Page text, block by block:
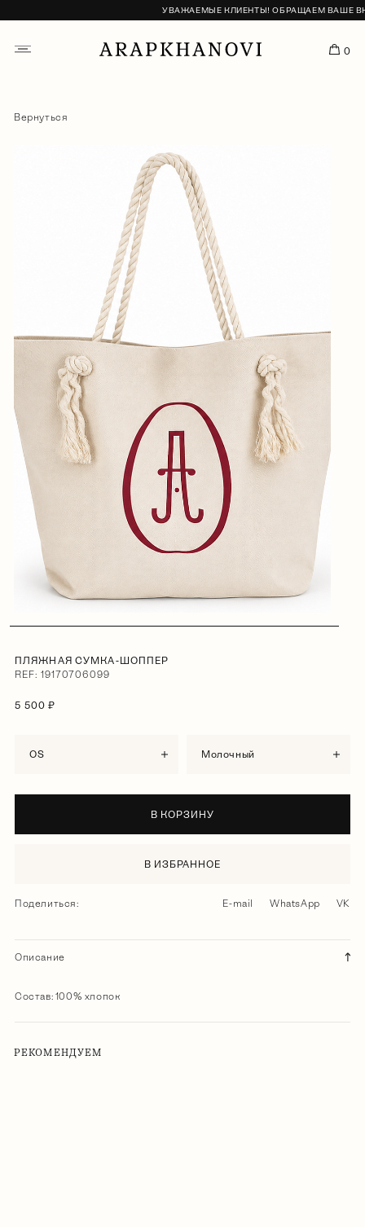
УВАЖАЕМЫЕ КЛИЕНТЫ! ОБРАЩАЕМ ВАШЕ
0
Вернуться
ПЛЯЖНАЯ СУМКА-ШОППЕР
REF: 19170706099
5 500 ₽
OS молочный
В КОРЗИНУ
В ИЗБРАННОЕ
Поделиться: E-mail WhatsApp VK
Описание
Состав: 100% хлопок
РЕКОМЕНДУЕМ